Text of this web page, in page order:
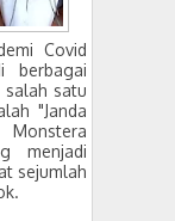
Covid
berbagai
salah satu
"Janda
menjadi
sejumlah